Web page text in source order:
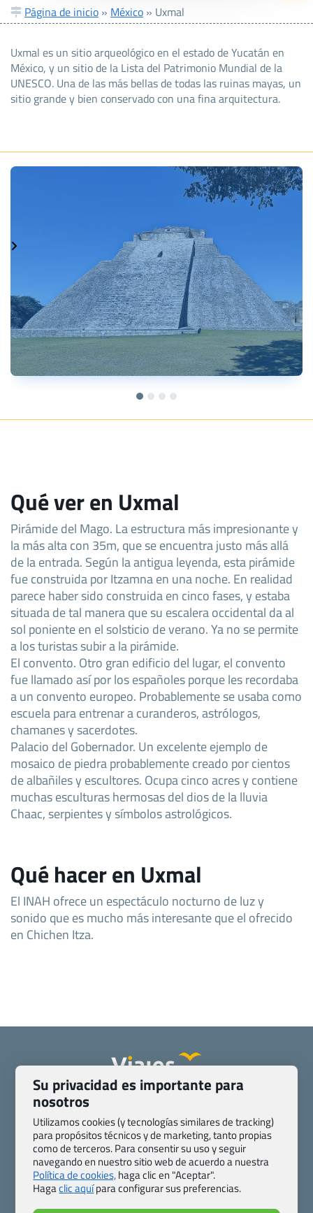
Página de inicio » México » Uxmal
Uxmal es un sitio arqueológico en el estado de Yucatán en
México, y un sitio de la Lista del Patrimonio Mundial de la
UNESCO. Una de las más bellas de todas las ruinas mayas, un
sitio grande y bien conservado con una fina arquitectura.
Qué ver en Uxmal
Pirámide del Mago. La estructura más impresionante y
la más alta con 35m, que se encuentra justo más allá
de la entrada. Según la antigua leyenda, esta pirámide
fue construida por Itzamna en una noche. En realidad
parece haber sido construida en cinco fases, y estaba
situada de tal manera que su escalera occidental da al
sol poniente en el solsticio de verano. Ya no se permite
a los turistas subir a la pirámide.
El convento. Otro gran edificio del lugar, el convento
fue llamado así por los españoles porque les recordaba
a un convento europeo. Probablemente se usaba como
escuela para entrenar a curanderos, astrólogos,
chamanes y sacerdotes.
Palacio del Gobernador. Un excelente ejemplo de
mosaico de piedra probablemente creado por cientos
de albañiles y escultores. Ocupa cinco acres y contiene
muchas esculturas hermosas del dios de la lluvia
Chaac, serpientes y símbolos astrológicos.
Qué hacer en Uxmal
El INAH ofrece un espectáculo nocturno de luz y
sonido que es mucho más interesante que el ofrecido
en Chichen Itza.
Quienes somos
Pasaporte, Visado, Salud y otras disposiciones específicas
Blog de Viajes.com
Registro de agencias
Preguntas frecuentes
Condiciones generales
Política de privacidad y cookies
Transparencia
Todas las páginas – sitemap
Su privacidad es importante para
nosotros
Utilizamos cookies (y tecnologías similares de tracking)
para propósitos técnicos y de marketing, tanto propias
como de terceros. Para consentir su uso y seguir
navegando en nuestro sitio web de acuerdo a nuestra
Política de cookies,haga clic en "Aceptar".
Hagaclic aquípara configurar sus preferencias.